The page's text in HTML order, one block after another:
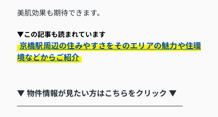
美肌効果も期待できます。
▼この記事も読まれています
京橋駅周辺の住みやすさをそのエリアの魅力や住環
境などからご紹介
▼ 物件情報が見たい方はこちらをクリック ▼